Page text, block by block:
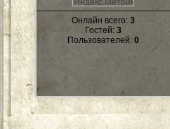
Онлайн всего: 3
Гостей: 3
Пользователей: 0